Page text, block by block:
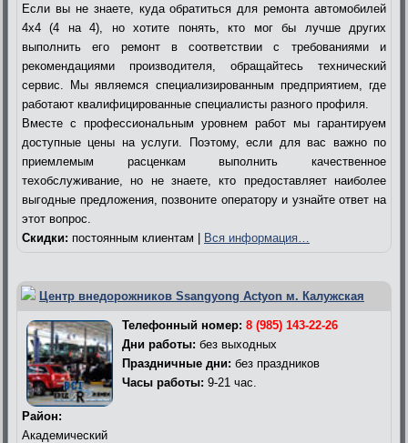
Если вы не знаете, куда обратиться для ремонта автомобилей
4х4 (4 на 4), но хотите понять, кто мог бы лучше других
выполнить его ремонт в соответствии с требованиями и
рекомендациями производителя, обращайтесь технический
сервис. Мы являемся специализированным предприятием, где
работают квалифицированные специалисты разного профиля.
Вместе с профессиональным уровнем работ мы гарантируем
доступные цены на услуги. Поэтому, если для вас важно по
приемлемым расценкам выполнить качественное
техобслуживание, но не знаете, кто предоставляет наиболее
выгодные предложения, позвоните оператору и узнайте ответ на
этот вопрос.
Скидки: постоянным клиентам | Вся информация…
Центр внедорожников Ssangyong Actyon м. Калужская
Телефонный номер: 8 (985) 143-22-26
Дни работы: без выходных
Праздничные дни: без праздников
Часы работы: 9-21 час.
Район:
Академический